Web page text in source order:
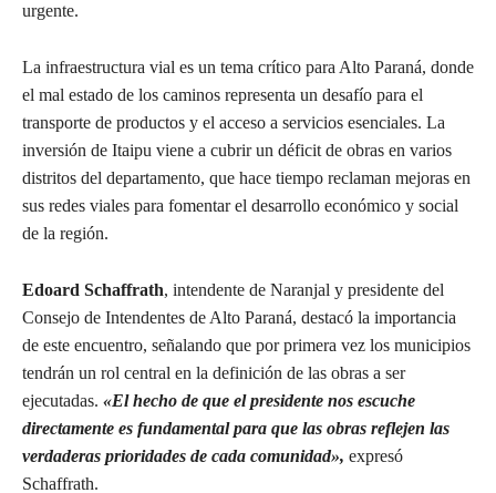
urgente.
La infraestructura vial es un tema crítico para Alto Paraná, donde
el mal estado de los caminos representa un desafío para el
transporte de productos y el acceso a servicios esenciales. La
inversión de Itaipu viene a cubrir un déficit de obras en varios
distritos del departamento, que hace tiempo reclaman mejoras en
sus redes viales para fomentar el desarrollo económico y social
de la región.
Edoard Schaffrath, intendente de Naranjal y presidente del
Consejo de Intendentes de Alto Paraná, destacó la importancia
de este encuentro, señalando que por primera vez los municipios
tendrán un rol central en la definición de las obras a ser
ejecutadas. «El hecho de que el presidente nos escuche
directamente es fundamental para que las obras reflejen las
verdaderas prioridades de cada comunidad», expresó
Schaffrath.